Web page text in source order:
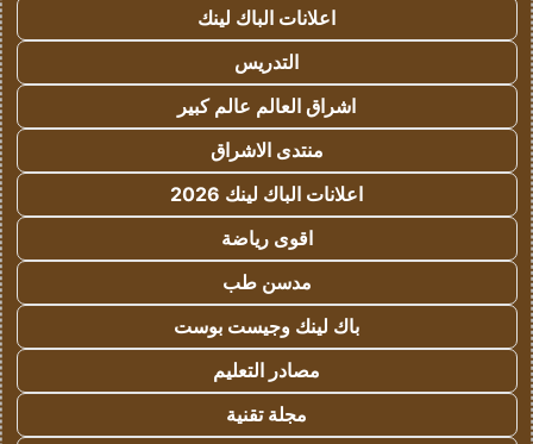
اعلانات الباك لينك
التدريس
اشراق العالم عالم كبير
منتدى الاشراق
اعلانات الباك لينك 2026
اقوى رياضة
مدسن طب
باك لينك وجيست بوست
مصادر التعليم
مجلة تقنية